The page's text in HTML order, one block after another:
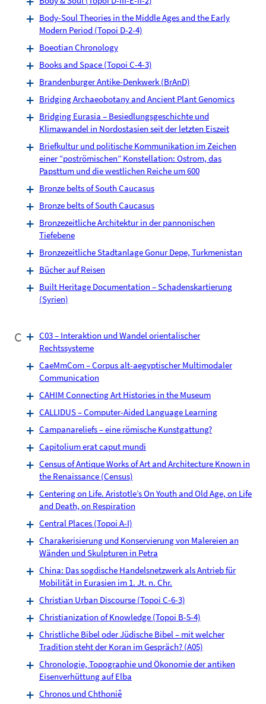
Body-Soul Theories in the Middle Ages and the Early
Modern Period (Topoi D-2-4)
Boeotian Chronology
Books and Space (Topoi C-4-3)
Brandenburger Antike-Denkwerk (BrAnD)
Bridging Archaeobotany and Ancient Plant Genomics
Bridging Eurasia – Besiedlungsgeschichte und
Klimawandel in Nordostasien seit der letzten Eiszeit
Briefkultur und politische Kommunikation im Zeichen
einer “poströmischen” Konstellation: Ostrom, das
Papsttum und die westlichen Reiche um 600
Bronze belts of South Caucasus
Bronze belts of South Caucasus
Bronzezeitliche Architektur in der pannonischen
Tiefebene
Bronzezeitliche Stadtanlage Gonur Depe, Turkmenistan
Bücher auf Reisen
Built Heritage Documentation – Schadenskartierung
(Syrien)
C
C03 – Interaktion und Wandel orientalischer
Rechtssysteme
CaeMmCom – Corpus alt-aegyptischer Multimodaler
Communication
CAHIM Connecting Art Histories in the Museum
CALLIDUS – Computer-Aided Language Learning
Campanareliefs – eine römische Kunstgattung?
Capitolium erat caput mundi
Census of Antique Works of Art and Architecture Known in
the Renaissance (Census)
Centering on Life. Aristotle’s On Youth and Old Age, on Life
and Death, on Respiration
Central Places (Topoi A-I)
Charakerisierung und Konservierung von Malereien an
Wänden und Skulpturen in Petra
China: Das sogdische Handelsnetzwerk als Antrieb für
Mobilität in Eurasien im 1. Jt. n. Chr.
Christian Urban Discourse (Topoi C-6-3)
Christianization of Knowledge (Topoi B-5-4)
Christliche Bibel oder Jüdische Bibel – mit welcher
Tradition steht der Koran im Gespräch? (A05)
Chronologie, Topographie und Ökonomie der antiken
Eisenverhüttung auf Elba
Chronos und Chthoniê